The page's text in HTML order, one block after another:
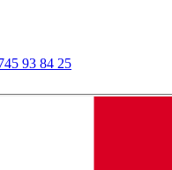
93 84 25